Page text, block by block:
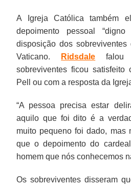
A Igreja Católica também
depoimento pessoal
disposição dos
Vaticano.
Ridsdale falou
sobreviventes ficou satisfeito
Pell ou com a resposta da
“A pessoa precisa estar
aquilo que foi dito é a
muito pequeno foi dado, mas
que o depoimento do
homem que nós conhecemos
Os sobreviventes disseram